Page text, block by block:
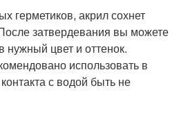
герметиков, акрил сохнет
затвердевания вы можете
нужный цвет и оттенок.
использовать в
с водой быть не